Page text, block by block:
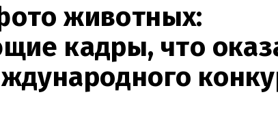
животных:
кадры, что